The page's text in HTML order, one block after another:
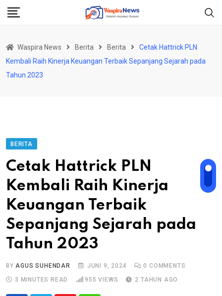
Skip
Waspira News Berita Berita
Cetak Hattrick PLN
Kembali Raih Kinerja Keuangan Terbaik Sepanjang Sejarah pada
Tahun 2023
BERITA
Cetak Hattrick PLN
Kembali Raih Kinerja
Keuangan Terbaik
Sepanjang Sejarah pada
Tahun 2023
BYAGUS SUHENDAR JUNI 9, 2024 0 COMMENTS
3 MINUTES READ
955 VIEWS 2 TAHUN AGO